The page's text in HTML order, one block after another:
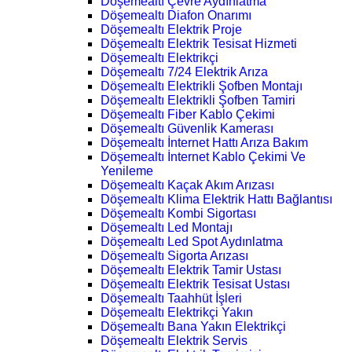
Döşemealtı Diafon Onarımı
Döşemealtı Elektrik Proje
Döşemealtı Elektrik Tesisat Hizmeti
Döşemealtı Elektrikçi
Döşemealtı 7/24 Elektrik Arıza
Döşemealtı Elektrikli Şofben Montajı
Döşemealtı Elektrikli Şofben Tamiri
Döşemealtı Fiber Kablo Çekimi
Döşemealtı Güvenlik Kamerası
Döşemealtı İnternet Hattı Arıza Bakım
Döşemealtı İnternet Kablo Çekimi Ve
Yenileme
Döşemealtı Kaçak Akım Arızası
Döşemealtı Klima Elektrik Hattı Bağlantısı
Döşemealtı Kombi Sigortası
Döşemealtı Led Montajı
Döşemealtı Led Spot Aydınlatma
Döşemealtı Sigorta Arızası
Döşemealtı Elektrik Tamir Ustası
Döşemealtı Elektrik Tesisat Ustası
Döşemealtı Taahhüt İşleri
Döşemealtı Elektrikçi Yakın
Döşemealtı Bana Yakın Elektrikçi
Döşemealtı Elektrik Servis